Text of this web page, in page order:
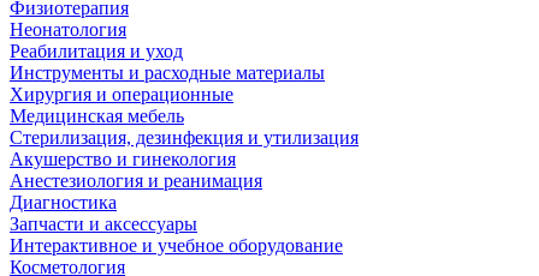
Физиотерапия
Неонатология
Реабилитация и уход
Инструменты и расходные материалы
Хирургия и операционные
Медицинская мебель
Стерилизация, дезинфекция и утилизация
Акушерство и гинекология
Анестезиология и реанимация
Диагностика
Запчасти и аксессуары
Интерактивное и учебное оборудование
Косметология